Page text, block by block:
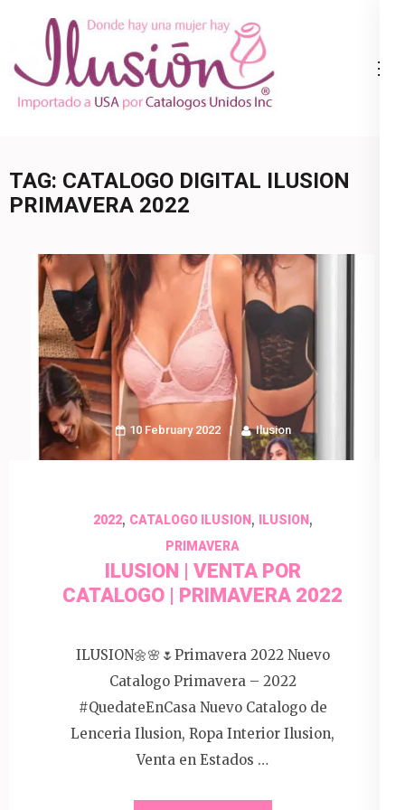
content
(Press
Ropa Interior
800.825.9452
TAG: CATALOGO DIGITAL ILUSION
PRIMAVERA 2022
10 February 2022 Ilusion
2022, CATALOGO ILUSION, ILUSION,
PRIMAVERA
ILUSION | VENTA POR
CATALOGO | PRIMAVERA 2022
ILUSION🌼🌸🌷Primavera 2022 Nuevo
Catalogo Primavera – 2022
#QuedateEnCasa Nuevo Catalogo de
Lenceria Ilusion, Ropa Interior Ilusion,
Venta en Estados …